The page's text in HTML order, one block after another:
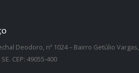
Deodoro, nº 1024 – Bairro Getúlio Vargas,
CEP: 49055-400